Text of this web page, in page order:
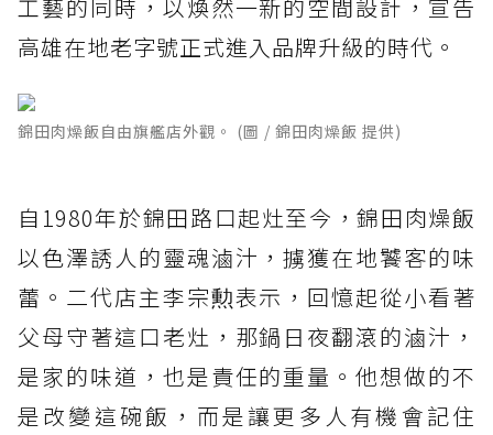
工藝的同時，以煥然一新的空間設計，宣告
高雄在地老字號正式進入品牌升級的時代。
錦田肉燥飯自由旗艦店外觀。 (圖 / 錦田肉燥飯 提供)
自1980年於錦田路口起灶至今，錦田肉燥飯
以色澤誘人的靈魂滷汁，擄獲在地饕客的味
蕾。二代店主李宗勲表示，回憶起從小看著
父母守著這口老灶，那鍋日夜翻滾的滷汁，
是家的味道，也是責任的重量。他想做的不
是改變這碗飯，而是讓更多人有機會記住